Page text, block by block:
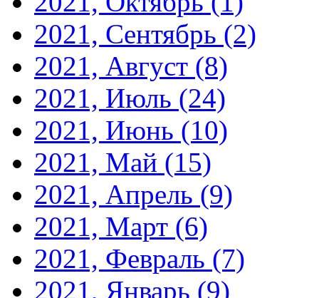
2021, Сентябрь (2)
2021, Август (8)
2021, Июль (24)
2021, Июнь (10)
2021, Май (15)
2021, Апрель (9)
2021, Март (6)
2021, Февраль (7)
2021, Январь (9)